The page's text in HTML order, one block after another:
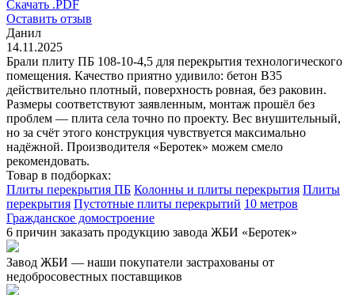
Скачать .PDF
Оставить отзыв
Данил
14.11.2025
Брали плиту ПБ 108-10-4,5 для перекрытия технологического
помещения. Качество приятно удивило: бетон B35
действительно плотный, поверхность ровная, без раковин.
Размеры соответствуют заявленным, монтаж прошёл без
проблем — плита села точно по проекту. Вес внушительный,
но за счёт этого конструкция чувствуется максимально
надёжной. Производителя «Беротек» можем смело
рекомендовать.
Товар в подборках:
Плиты перекрытия ПБ Колонны и плиты перекрытия Плиты
перекрытия Пустотные плиты перекрытий 10 метров
Гражданское домостроение
6 причин заказать продукцию завода ЖБИ «Беротек»
Завод ЖБИ — наши покупатели застрахованы от
недобросовестных поставщиков